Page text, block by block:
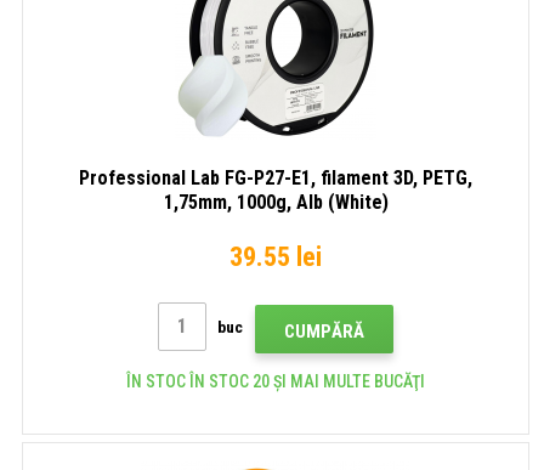
Professional Lab FG-P27-E1, filament 3D, PETG,
1,75mm, 1000g, Alb (White)
39.55 lei
buc CUMPĂRĂ
ÎN STOC ÎN STOC 20 ȘI MAI MULTE BUCĂŢI